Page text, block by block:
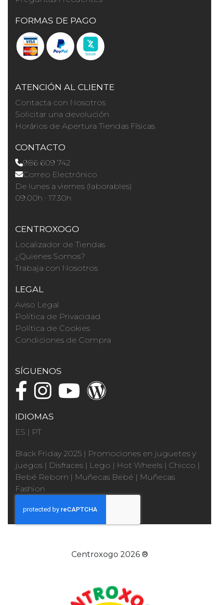
FORMAS DE PAGO
ATENCIÓN AL CLIENTE
Contacta con Nosotros
Solicitar una devolución
Horários de Apertura Tiendas Físicas
CONTACTO
986 609 742
Correo Electrónico
De lunes a viernes (laborables)
09.00h · 17.30h
CENTROXOGO
Localizador de Tiendas
¿Quienes Somos?
Trabaja con Nosotros
LEGAL
Aviso Legal
Política de Privacidad
Política de Cookies
Condiciones de Compra
SÍGUENOS
IDIOMAS
ES | PT
Black Friday 2025 | Promociones en juguetes y
juegos | Disfraces | Lego | Hot Wheels | Chicco |
Bebé Reborn | Muñecas Bebé | Muñecas
Fashion
Centroxogo 2026 ®